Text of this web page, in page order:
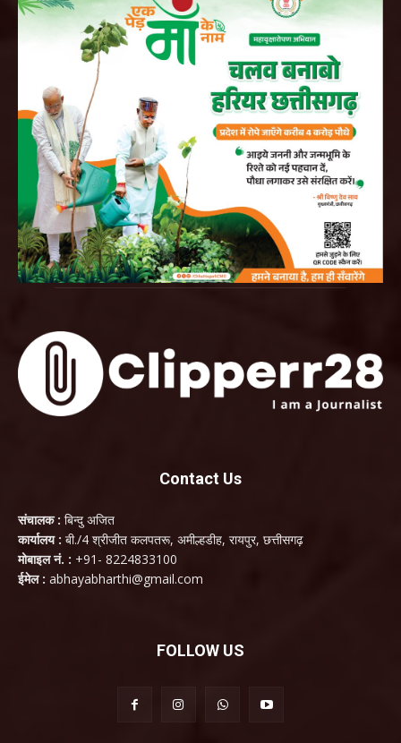
Contact Us
संचालक : बिन्दु अजित
कार्यालय : बी./4 श्रीजीत कलपतरू, अमील्हडीह, रायपुर, छत्तीसगढ़
मोबाइल नं. : +91- 8224833100
ईमेल : abhayabharthi@gmail.com
FOLLOW US